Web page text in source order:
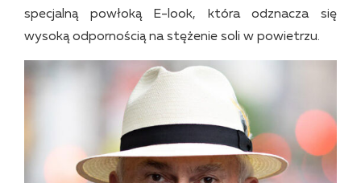
specjalną powłoką E-look, która odznacza się
wysoką odpornością na stężenie soli w powietrzu.